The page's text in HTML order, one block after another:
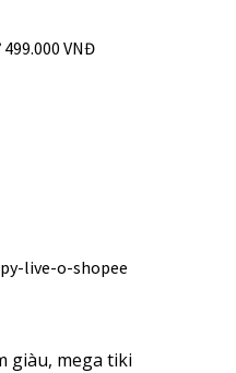
VNĐ
live-o-shopee
giàu, mega tiki